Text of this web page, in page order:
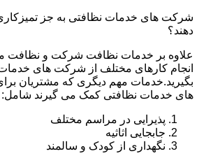
شرکت های خدمات نظافتی به جز
دهند؟
علاوه بر خدمات نظافت شرکت و نظافت
انجام کارهای مختلف از شرکت های
بگیرید.خدمات مهم دیگری که مشتریان
های خدمات نظافتی کمک می گیرند شامل:
پذیرایی در مراسم مختلف
جابجایی اثاثیه
نگهداری از کودک و سالمند